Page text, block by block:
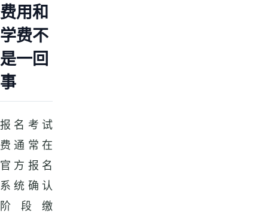
费用和
学费不
是一回
事
报名考试
费通常在
官方报名
系统确认
阶段缴